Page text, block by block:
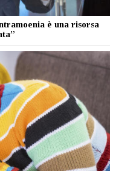
è una risorsa